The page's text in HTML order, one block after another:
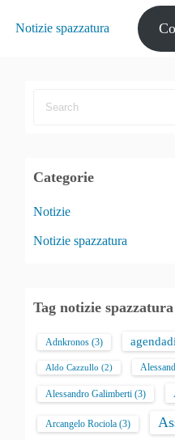
Notizie spazzatura
Categorie
Notizie
Notizie spazzatura
Tag notizie spazzatura
Adnkronos (3)
Aldo Cazzullo (2)
Alessandro Galimberti (3)
Arcangelo Rociola (3)